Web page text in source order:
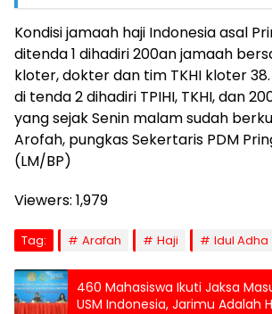
Kondisi jamaah haji Indonesia asal
ditenda 1 dihadiri 200an jamaah
kloter, dokter dan tim TKHI kloter
di tenda 2 dihadiri TPIHI, TKHI, dan
yang sejak Senin malam sudah
Arofah, pungkas Sekertaris PDM
(LM/BP)
Viewers: 1,979
Tag: Arafah Haji Idul Adha
460 Mahasiswa Ikuti Jaksa
USM Indonesia, Jarimu Adalah